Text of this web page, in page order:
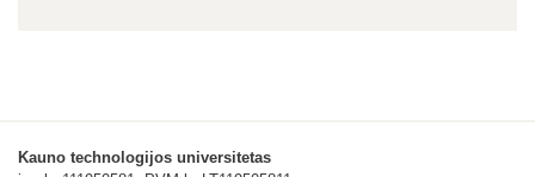
Kauno technologijos universitetas